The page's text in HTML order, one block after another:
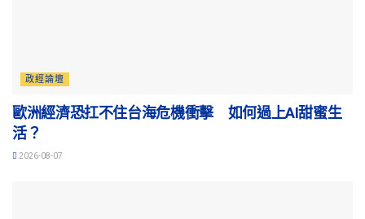
政經論壇
歐洲經濟恐扛不住台海危機衝擊 如何過上AI甜蜜生
活？
2026-08-07